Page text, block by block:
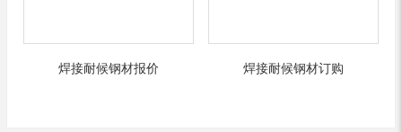
焊接耐候钢材报价 焊接耐候钢材订购